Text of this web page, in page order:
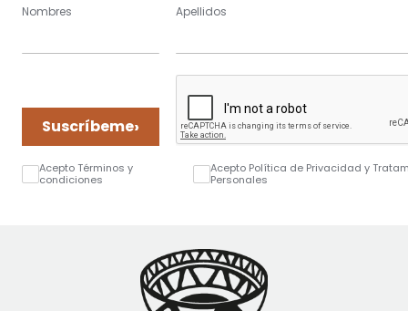
Nombres Apellidos
Suscríbeme›
Acepto Términos y
condiciones
Acepto Política de Privacidad y
Personales